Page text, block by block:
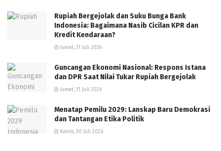
Rupiah Bergejolak dan Suku Bunga Bank
Indonesia: Bagaimana Nasib Cicilan KPR dan
Kredit Kendaraan?
Jumat, 31 Juli 2026
Guncangan Ekonomi Nasional: Respons Istana
dan DPR Saat Nilai Tukar Rupiah Bergejolak
Jumat, 31 Juli 2026
Menatap Pemilu 2029: Lanskap Baru Demokrasi
dan Tantangan Etika Politik
Kamis, 30 Juli 2026